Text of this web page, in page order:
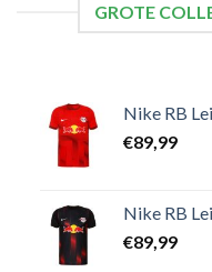
GROTE
Nike RB
€89,99
Nike RB
€89,99